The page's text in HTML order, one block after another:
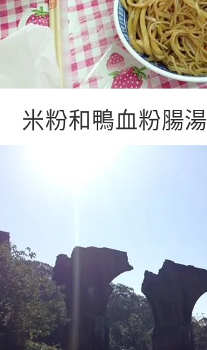
米粉和鴨血粉腸